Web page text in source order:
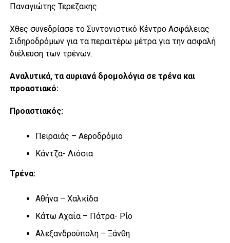
Παναγιώτης Τερεζακης.
Χθες συνεδρίασε το Συντονιστικό Κέντρο Ασφάλειας
Σιδηροδρόμων για τα περαιτέρω μέτρα για την ασφαλή
διέλευση των τρένων.
Αναλυτικά, τα αυριανά δρομολόγια σε τρένα και
προαστιακό:
Προαστιακός:
Πειραιάς – Αεροδρόμιο
Κάντζα- Λιόσια
Τρένα:
Αθήνα – Χαλκίδα
Κάτω Αχαΐα – Πάτρα- Ρίο
Αλεξανδρούπολη – Ξάνθη